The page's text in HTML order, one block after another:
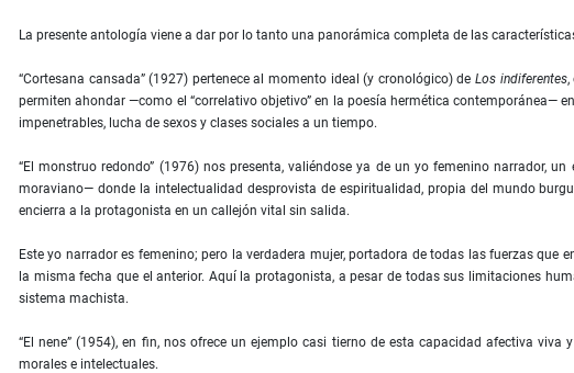
La presente antología viene a dar por lo tanto una panorámica completa de las
“Cortesana cansada” (1927) pertenece al momento ideal (y cronológico) de Los indiferentes,
permiten ahondar —como el “correlativo objetivo” en la poesía hermética contemporánea—
impenetrables, lucha de sexos y clases sociales a un tiempo.
“El monstruo redondo” (1976) nos presenta, valiéndose ya de un yo femenino narrador,
moraviano— donde la intelectualidad desprovista de espiritualidad, propia del mundo
encierra a la protagonista en un callejón vital sin salida.
Este yo narrador es femenino; pero la verdadera mujer, portadora de todas las fuerzas que
la misma fecha que el anterior. Aquí la protagonista, a pesar de todas sus limitaciones
sistema machista.
“El nene” (1954), en fin, nos ofrece un ejemplo casi tierno de esta capacidad afectiva
morales e intelectuales.